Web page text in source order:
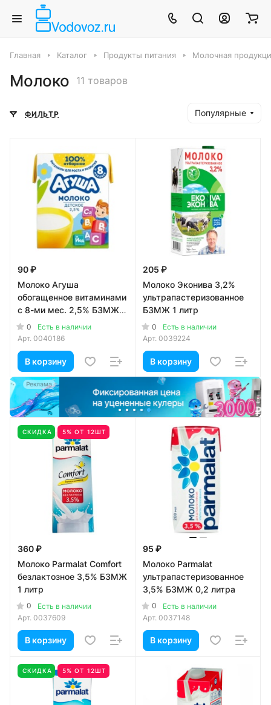
Главная Каталог Продукты питания Молочная
Молоко 11 товаров
ФИЛЬТР Популярные
90 ₽
Молоко Агуша
обогащенное витаминами
с 8-ми мес. 2,5% БЗМЖ
0.2 литра
0
Есть в наличии
Арт. 0040186
В корзину
Реклама
205 ₽
Молоко Эконива 3,2%
ультрапастеризованное
БЗМЖ 1 литр
0
Есть в наличии
Арт. 0039224
В корзину
СКИДКА 5% ОТ 12ШТ
360 ₽
Молоко Parmalat Сomfort
безлактозное 3,5% БЗМЖ
1 литр
0
Есть в наличии
Арт. 0037609
В корзину
95 ₽
Молоко Parmalat
ультрапастеризованное
3,5% БЗМЖ 0,2 литра
0
Есть в наличии
Арт. 0037148
В корзину
СКИДКА 5% ОТ 12ШТ